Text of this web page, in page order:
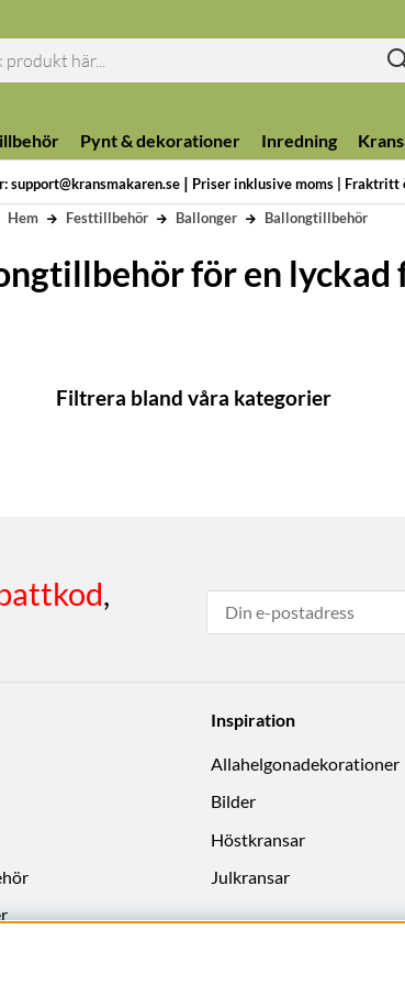
support@kransmakaren.se| Priser inklusive moms | Fraktritt
Pynt & dekorationer Inredning
Hem Festtillbehör Ballonger Ballongtillbehör
för en lyckad
Filtrera bland våra kategorier
,
Inspiration
Allahelgonadekorationer
Bilder
Höstkransar
Julkransar